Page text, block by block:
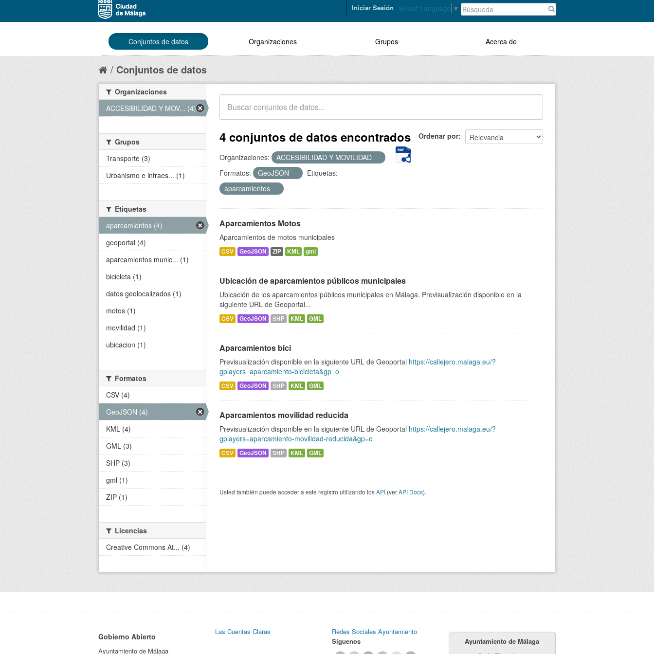
Select Language ▼
Iniciar Sesión
Conjuntos de datos Organizaciones Grupos Acerca de
Conjuntos de datos
Ordenar por
4 conjuntos de datos encontrados
Organizaciones:
ACCESIBILIDAD Y MOVILIDAD
Formatos:
GeoJSON
Etiquetas:
aparcamientos
Aparcamientos Motos
Aparcamientos de motos municipales
CSV GeoJSON ZIP KML gml
Ubicación de aparcamientos públicos municipales
Ubicación de los aparcamientos públicos municipales en Málaga. Previsualización disponible en la
siguiente URL de Geoportal...
CSV GeoJSON SHP KML GML
Aparcamientos bici
Previsualización disponible en la siguiente URL de Geoportal https://callejero.malaga.eu/?
gplayers=aparcamiento-bicicleta&gp=o
CSV GeoJSON SHP KML GML
Aparcamientos movilidad reducida
Previsualización disponible en la siguiente URL de Geoportal https://callejero.malaga.eu/?
gplayers=aparcamiento-movilidad-reducida&gp=o
CSV GeoJSON SHP KML GML
Usted también puede acceder a este registro utilizando losAPI (verAPI Docs).
Organizaciones
ACCESIBILIDAD Y MOV... (4)
Grupos
Transporte (3)
Urbanismo e infraes... (1)
Etiquetas
aparcamientos (4)
geoportal (4)
aparcamientos munic... (1)
bicicleta (1)
datos geolocalizados (1)
motos (1)
movilidad (1)
ubicacion (1)
Formatos
CSV (4)
GeoJSON (4)
KML (4)
GML (3)
SHP (3)
gml (1)
ZIP (1)
Licencias
Creative Commons At... (4)
Gobierno Abierto
Ayuntamiento de Málaga
Las Cuentas Claras
Redes Sociales Ayuntamiento
Síguenos
Ayuntamiento de Málaga